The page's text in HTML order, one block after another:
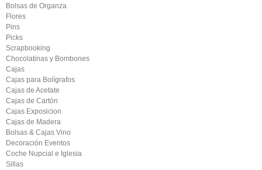
Bolsas de Organza
Flores
Pins
Picks
Scrapbooking
Chocolatinas y Bombones
Cajas
Cajas para Bolígrafos
Cajas de Acetate
Cajas de Cartón
Cajas Exposicion
Cajas de Madera
Bolsas & Cajas Vino
Decoración Eventos
Coche Nupcial e Iglesia
Sillas